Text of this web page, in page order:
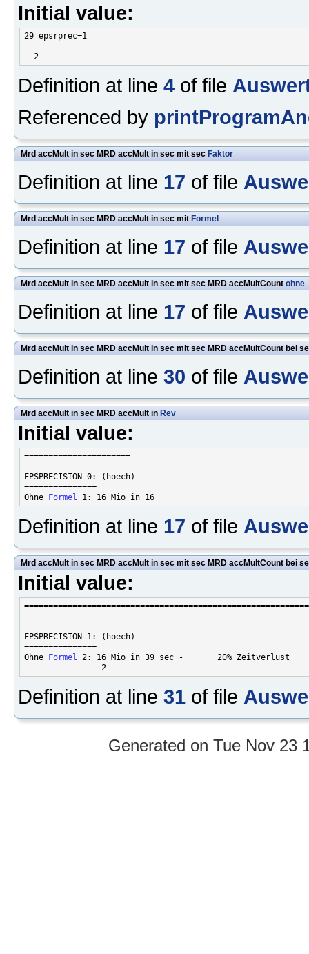
Initial value:
29 epsrprec=1
Definition at line 4 of file
Referenced by
Mrd accMult in sec MRD accMult in sec mit sec Faktor
Definition at line 17 of file
Mrd accMult in sec MRD accMult in sec mit Formel
Definition at line 17 of file
Mrd accMult in sec MRD accMult in sec mit sec MRD accMultCount ohne
Definition at line 17 of file
Mrd accMult in sec MRD accMult in sec mit sec MRD accMultCount bei
Definition at line 30 of file
Mrd accMult in sec MRD accMult in Rev
Initial value:
======================
EPSPRECISION 0: (hoech)
===============
Ohne Formel
Definition at line 17 of file
Mrd accMult in sec MRD accMult in sec mit sec MRD accMultCount bei
Initial value:
EPSPRECISION 1: (hoech)
===============
Ohne Formel 2: 16 Mio in 39 sec -       20% Zeitverlust
Definition at line 31 of file
Generated on Tue Nov